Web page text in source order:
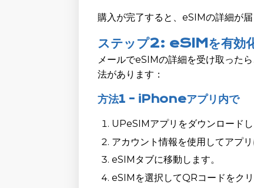
購入が完了すると、eSIMの詳細が
ステップ2: eSIMを有効
メールでeSIMの詳細を受け取った
法があります：
方法1 - iPhoneアプリ内で
UPeSIMアプリをダウンロード
アカウント情報を使用してアプリ
eSIMタブに移動します。
eSIMを選択してQRコードをクリ